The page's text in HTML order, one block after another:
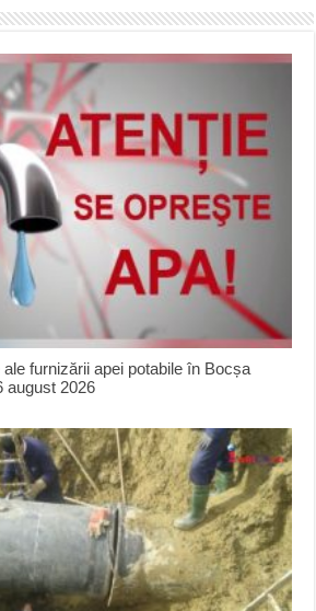
furnizării apei potabile în Bocșa
august 2026